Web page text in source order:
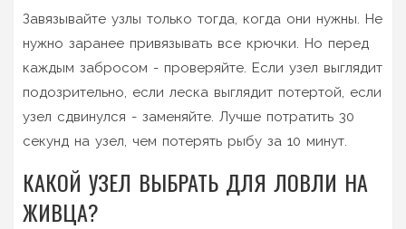
Завязывайте узлы только тогда, когда они нужны. Не
нужно заранее привязывать все крючки. Но перед
каждым забросом - проверяйте. Если узел выглядит
подозрительно, если леска выглядит потертой, если
узел сдвинулся - заменяйте. Лучше потратить 30
секунд на узел, чем потерять рыбу за 10 минут.
КАКОЙ УЗЕЛ ВЫБРАТЬ ДЛЯ ЛОВЛИ НА
ЖИВЦА?